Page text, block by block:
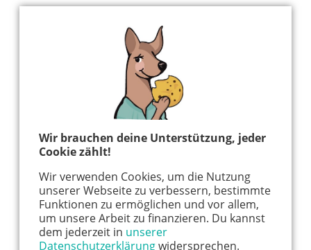
Wir brauchen deine Unterstützung, jeder
Cookie zählt!
Wir verwenden Cookies, um die Nutzung
unserer Webseite zu verbessern, bestimmte
Funktionen zu ermöglichen und vor allem,
um unsere Arbeit zu finanzieren. Du kannst
dem jederzeit in unserer
Datenschutzerklärungwidersprechen.